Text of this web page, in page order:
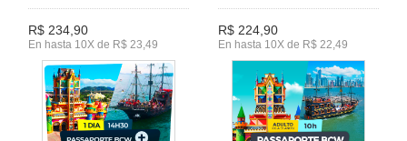
R$ 234,90
En hasta 10X de R$ 23,49
R$ 224,90
En hasta 10X de R$ 22,49